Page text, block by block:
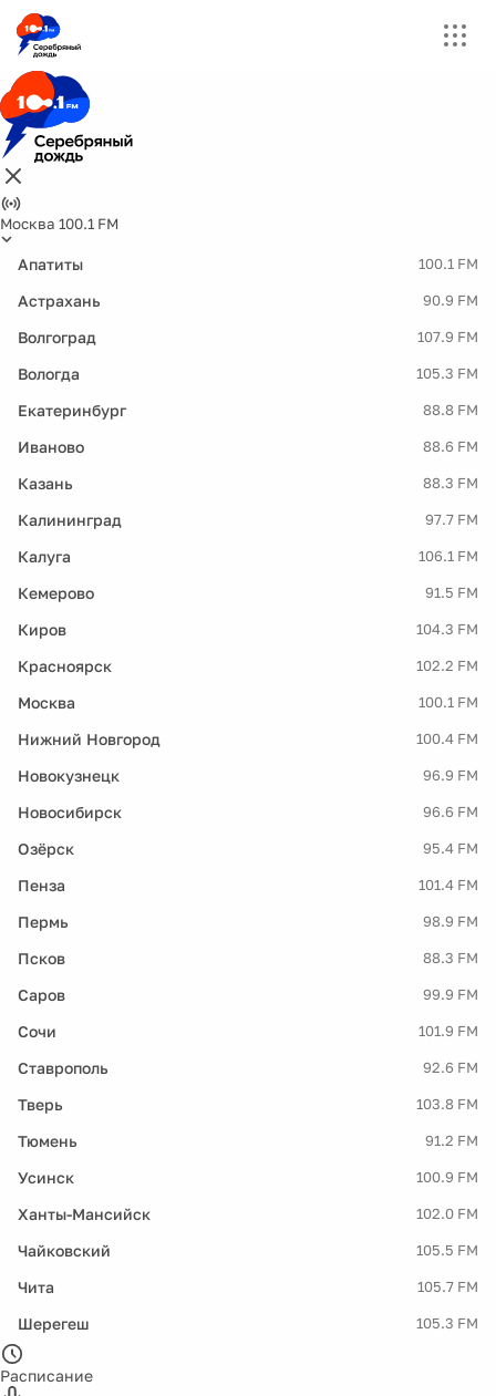
Москва 100.1 FM
Апатиты 100.1 FM
Астрахань 90.9 FM
Волгоград 107.9 FM
Вологда 105.3 FM
Екатеринбург 88.8 FM
Иваново 88.6 FM
Казань 88.3 FM
Калининград 97.7 FM
Калуга 106.1 FM
Кемерово 91.5 FM
Киров 104.3 FM
Красноярск 102.2 FM
Москва 100.1 FM
Нижний Новгород 100.4 FM
Новокузнецк 96.9 FM
Новосибирск 96.6 FM
Озёрск 95.4 FM
Пенза 101.4 FM
Пермь 98.9 FM
Псков 88.3 FM
Саров 99.9 FM
Сочи 101.9 FM
Ставрополь 92.6 FM
Тверь 103.8 FM
Тюмень 91.2 FM
Усинск 100.9 FM
Ханты-Мансийск 102.0 FM
Чайковский 105.5 FM
Чита 105.7 FM
Шерегеш 105.3 FM
Расписание